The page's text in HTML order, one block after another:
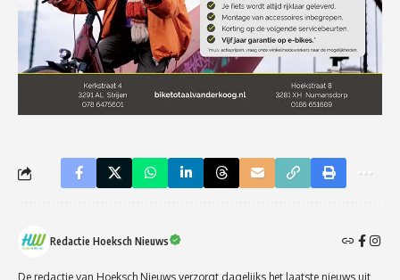
Redactie Hoeksch Nieuws
De redactie van Hoeksch Nieuws verzorgt dagelijks het laatste nieuws uit